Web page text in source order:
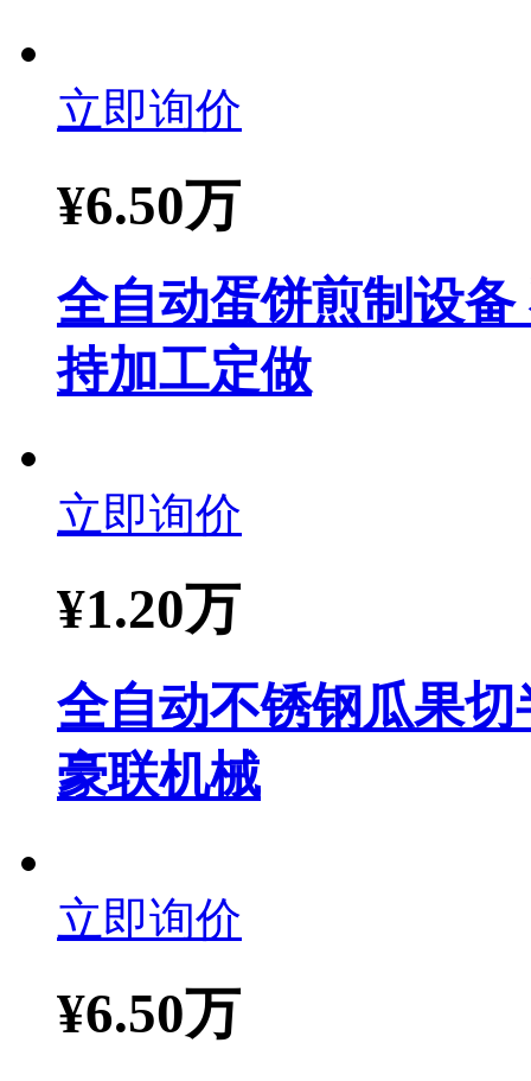
立即询价
¥6.50万
全自动蛋饼煎制设
持加工定做
立即询价
¥1.20万
全自动不锈钢瓜果
豪联机械
立即询价
¥6.50万